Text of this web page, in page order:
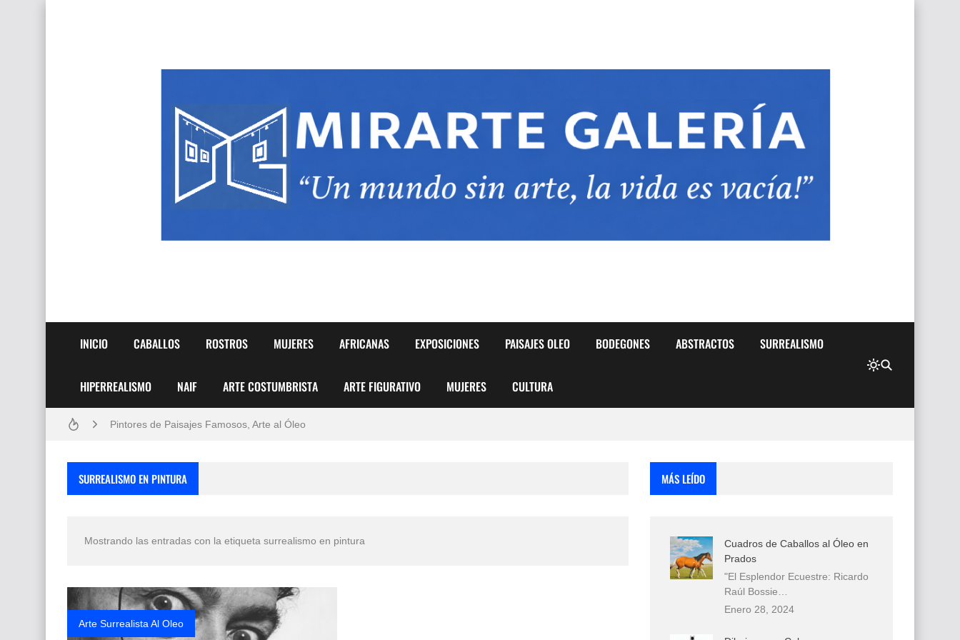
INICIO CABALLOS ROSTROS MUJERES AFRICANAS EXPOSICIONES PAISAJES OLEO BODEGONES ABSTRACTOS SURREALISMO
HIPERREALISMO NAIF ARTE COSTUMBRISTA ARTE FIGURATIVO MUJERES CULTURA
Frutas y Flores Para Colorear Imágenes
Pintores de Paisajes Famosos, Arte al Óleo
Rostros Bellos, La Perfección del Dibujo A Lápiz, Biryulina Vita
Fotos Artísticas de las Actrices de Hollywood Más Bellas del Mundo
SURREALISMO EN PINTURA
Mostrando las entradas con la etiqueta surrealismo en pintura
Arte Surrealista Al Oleo
MÁS LEÍDO
Cuadros de Caballos al Óleo en
Prados
"El Esplendor Ecuestre: Ricardo
Raúl Bossie…
Enero 28, 2024